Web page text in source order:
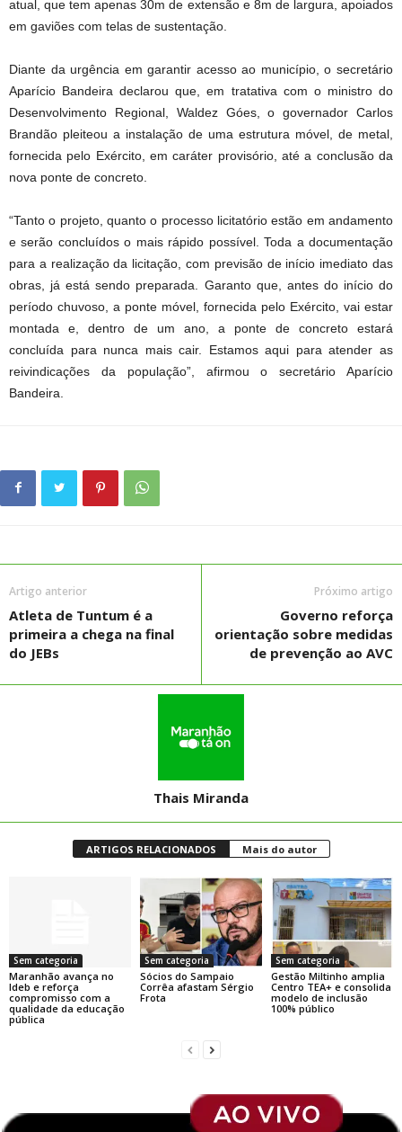
atual, que tem apenas 30m de extensão e 8m de largura, apoiados
em gaviões com telas de sustentação.
Diante da urgência em garantir acesso ao município, o secretário
Aparício Bandeira declarou que, em tratativa com o ministro do
Desenvolvimento Regional, Waldez Góes, o governador Carlos
Brandão pleiteou a instalação de uma estrutura móvel, de metal,
fornecida pelo Exército, em caráter provisório, até a conclusão da
nova ponte de concreto.
“Tanto o projeto, quanto o processo licitatório estão em andamento
e serão concluídos o mais rápido possível. Toda a documentação
para a realização da licitação, com previsão de início imediato das
obras, já está sendo preparada. Garanto que, antes do início do
período chuvoso, a ponte móvel, fornecida pelo Exército, vai estar
montada e, dentro de um ano, a ponte de concreto estará
concluída para nunca mais cair. Estamos aqui para atender as
reivindicações da população”, afirmou o secretário Aparício
Bandeira.
Artigo anterior
Atleta de Tuntum é a
primeira a chega na final
do JEBs
Próximo artigo
Governo reforça
orientação sobre medidas
de prevenção ao AVC
Thais Miranda
ARTIGOS RELACIONADOS Mais do autor
Sem categoria
Maranhão avança no
Ideb e reforça
compromisso com a
qualidade da educação
pública
Sem categoria
Sócios do Sampaio
Corrêa afastam Sérgio
Frota
Sem categoria
Gestão Miltinho amplia
Centro TEA+ e consolida
modelo de inclusão
100% público